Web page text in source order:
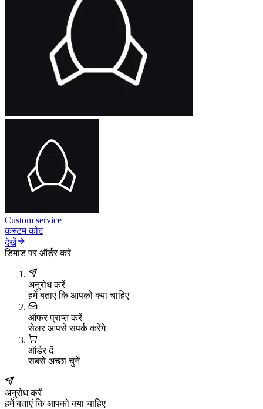
Custom service
कस्टम कोट
देखें
डिमांड पर ऑर्डर करें
अनुरोध करें
हमें बताएं कि आपको क्या चाहिए
ऑफर प्राप्त करें
सेलर आपसे संपर्क करेंगे
ऑर्डर दें
सबसे अच्छा चुनें
अनुरोध करें
हमें बताएं कि आपको क्या चाहिए